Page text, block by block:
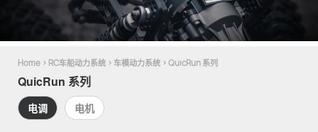
Home > RC车船动力系统 > 车模动力系统 > QuicRun 系列
QuicRun 系列
电调 电机